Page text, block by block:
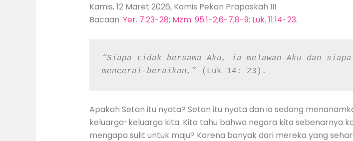
Kamis, 12 Maret 2026, Kamis Pekan Prapaskah III
Bacaan: Yer. 7:23-28; Mzm. 95:1-2,6-7,8-9; Luk. 11:14-23.
“Siapa tidak bersama Aku, ia melawan Aku dan
mencerai-beraikan, ” (Luk 14: 23).
Apakah Setan itu nyata? Setan itu nyata dan ia sedang
keluarga-keluarga kita. Kita tahu bahwa negara kita sebenarnya
mengapa sulit untuk maju? Karena banyak dari mereka yang